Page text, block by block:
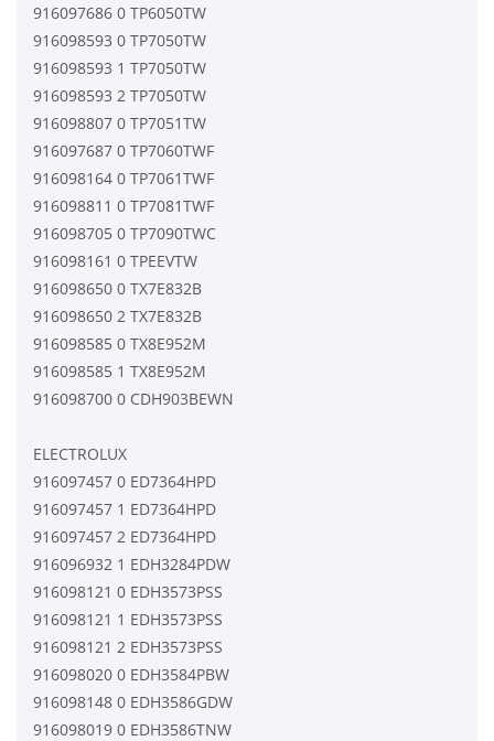
916097686 0 TP6050TW
916098593 0 TP7050TW
916098593 1 TP7050TW
916098593 2 TP7050TW
916098807 0 TP7051TW
916097687 0 TP7060TWF
916098164 0 TP7061TWF
916098811 0 TP7081TWF
916098705 0 TP7090TWC
916098161 0 TPEEVTW
916098650 0 TX7E832B
916098650 2 TX7E832B
916098585 0 TX8E952M
916098585 1 TX8E952M
916098700 0 CDH903BEWN
ELECTROLUX
916097457 0 ED7364HPD
916097457 1 ED7364HPD
916097457 2 ED7364HPD
916096932 1 EDH3284PDW
916098121 0 EDH3573PSS
916098121 1 EDH3573PSS
916098121 2 EDH3573PSS
916098020 0 EDH3584PBW
916098148 0 EDH3586GDW
916098019 0 EDH3586TNW